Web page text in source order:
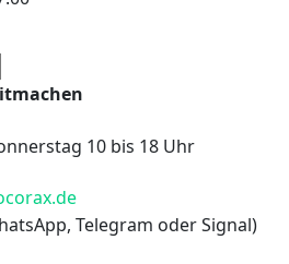
10 bis 18 Uhr
Telegram oder Signal)